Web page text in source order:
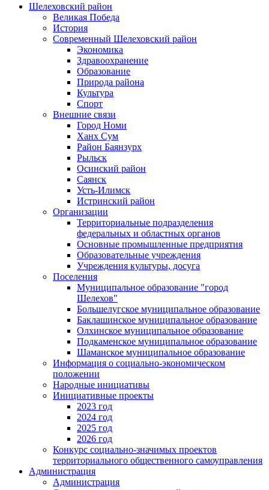
Шелеховский район
Великая Победа
История
Современный Шелеховский район
Экономика
Здравоохранение
Образование
Природа района
Культура
Спорт
Внешние связи
Город Номи
Ханх Сум
Район Баянзурх
Рыльск
Осинский район
Саянск
Усть-Илимск
Истринский район
Организации
Территориальные подразделения
федеральных и областных органов
Основные промышленные предприятия
Образовательные учреждения
Учреждения культуры, досуга
Поселения
Муниципальное образование "город
Шелехов"
Большелугское муниципальное образование
Баклашинское муниципальное образование
Олхинское муниципальное образование
Подкаменское муниципальное образование
Шаманское муниципальное образование
Информация о социально-экономическом
положении
Народные инициативы
Инициативные проекты
2023 год
2024 год
2025 год
2026 год
Конкурс социально-значимых проектов
территориального общественного самоуправления
Администрация
Администрация